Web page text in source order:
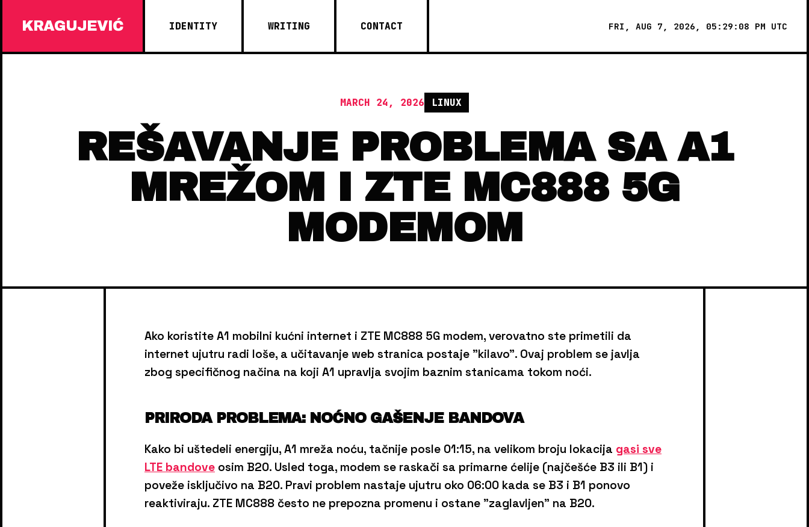
KRAGUJEVIĆ IDENTITY WRITING CONTACT FRI, AUG 7, 2026, 05:29:09 PM UTC
MARCH 24, 2026 LINUX
REŠAVANJE PROBLEMA SA A1
MREŽOM I ZTE MC888 5G
MODEMOM
Ako koristite A1 mobilni kućni internet i ZTE MC888 5G modem, verovatno ste primetili da
internet ujutru radi loše, a učitavanje web stranica postaje "kilavo". Ovaj problem se javlja
zbog specifičnog načina na koji A1 upravlja svojim baznim stanicama tokom noći.
PRIRODA PROBLEMA: NOĆNO GAŠENJE BANDOVA
Kako bi uštedeli energiju, A1 mreža noću, tačnije posle 01:15, na velikom broju lokacija gasi sve
LTE bandove osim B20. Usled toga, modem se raskači sa primarne ćelije (najčešće B3 ili B1) i
poveže isključivo na B20. Pravi problem nastaje ujutru oko 06:00 kada se B3 i B1 ponovo
reaktiviraju. ZTE MC888 često ne prepozna promenu i ostane "zaglavljen" na B20.